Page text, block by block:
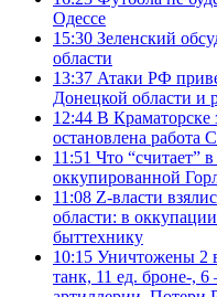
Одессе
15:30 Зеленский
области
13:37 Атаки РФ
Донецкой области и
12:44 В Краматорске
остановлена работа
11:51 Что “считает”
оккупированной
11:08 Z-власти
области: в
быттехнику
10:15 Уничтожены 2
танк, 11 ед. броне-,